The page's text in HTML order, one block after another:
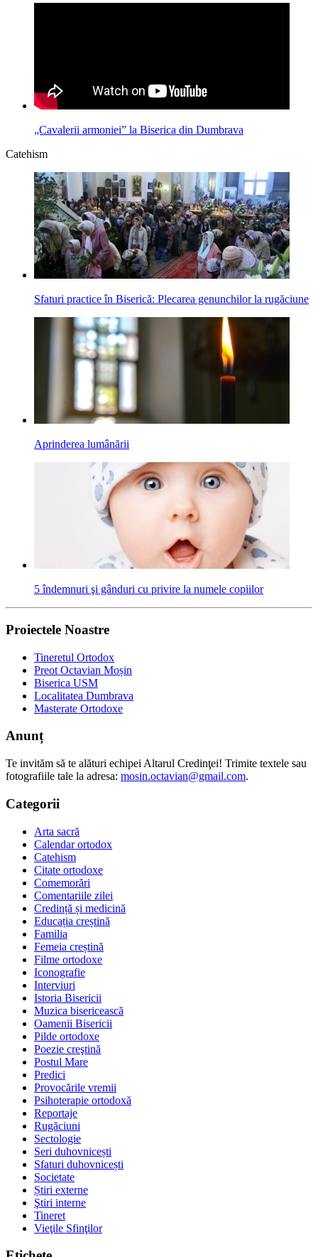
„Cavalerii armoniei” la Biserica din Dumbrava
Catehism
Sfaturi practice în Biserică: Plecarea genunchilor la rugăciune
Aprinderea lumânării
5 îndemnuri şi gânduri cu privire la numele copiilor
Proiectele Noastre
Tineretul Ortodox
Preot Octavian Moșin
Biserica USM
Localitatea Dumbrava
Masterate Ortodoxe
Anunț
Te invităm să te alături echipei Altarul Credinţei! Trimite textele sau
fotografiile tale la adresa: mosin.octavian@gmail.com.
Categorii
Arta sacră
Calendar ortodox
Catehism
Citate ortodoxe
Comemorări
Comentariile zilei
Credință și medicină
Educația creștină
Familia
Femeia creștină
Filme ortodoxe
Iconografie
Interviuri
Istoria Bisericii
Muzica bisericească
Oamenii Bisericii
Pilde ortodoxe
Poezie creştină
Postul Mare
Predici
Provocările vremii
Psihoterapie ortodoxă
Reportaje
Rugăciuni
Sectologie
Seri duhovnicești
Sfaturi duhovnicești
Societate
Știri externe
Ştiri interne
Tineret
Vieţile Sfinţilor